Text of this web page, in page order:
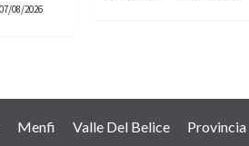
07/08/2026
Menfi Valle Del Belice Provincia